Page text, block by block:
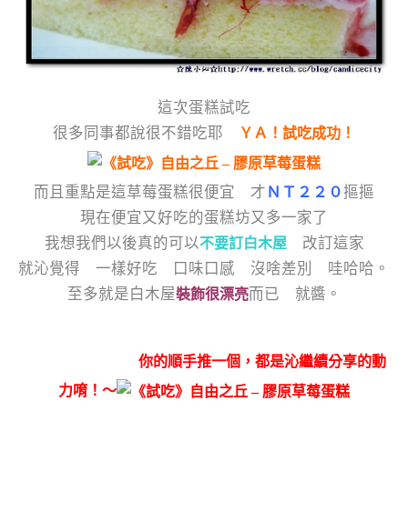
這次蛋糕試吃
很多同事都說很不錯吃耶
ＹＡ！試吃成功！
而且重點是這草莓蛋糕很便宜 才 ＮＴ２２０摳摳
現在便宜又好吃的蛋糕坊又多一家了
我想我們以後真的可以不要訂白木屋改訂這家
就沁覺得 一樣好吃 口味口感 沒啥差別 哇哈哈。
至多就是白木屋裝飾很漂亮而已 就醬。
你的順手推一個，都是沁繼續分享的動
力唷！～